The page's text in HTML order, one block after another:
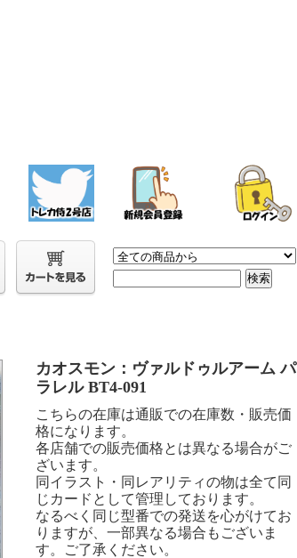
カオスモン：ヴァルドゥルアーム パ
ラレル BT4-091
こちらの在庫は通販での在庫数・販売価
格になります。
各店舗での販売価格とは異なる場合がご
ざいます。
同イラスト・同レアリティの物は全て同
じカードとして管理しております。
なるべく同じ型番での発送を心がけてお
りますが、一部異なる場合もございま
す。ご了承ください。